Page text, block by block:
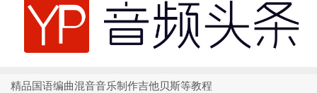
精品国语编曲混音音乐制作吉他贝斯等教程